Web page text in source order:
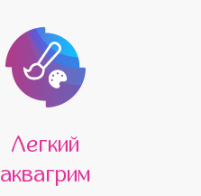
Легкий
аквагрим